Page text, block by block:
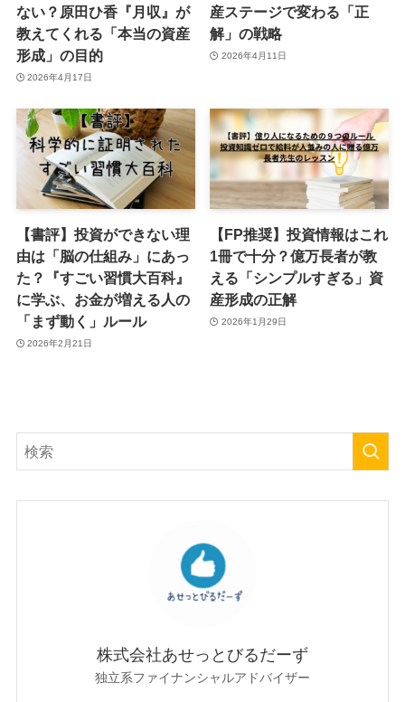
ない？原田ひ香『月収』が
教えてくれる「本当の資産
形成」の目的
2026年4月17日
産ステージで変わる「正
解」の戦略
2026年4月11日
【書評】投資ができない理
由は「脳の仕組み」にあっ
た？『すごい習慣大百科』
に学ぶ、お金が増える人の
「まず動く」ルール
2026年2月21日
【FP推奨】投資情報はこれ
1冊で十分？億万長者が教
える「シンプルすぎる」資
産形成の正解
2026年1月29日
株式会社あせっとびるだーず
独立系ファイナンシャルアドバイザー